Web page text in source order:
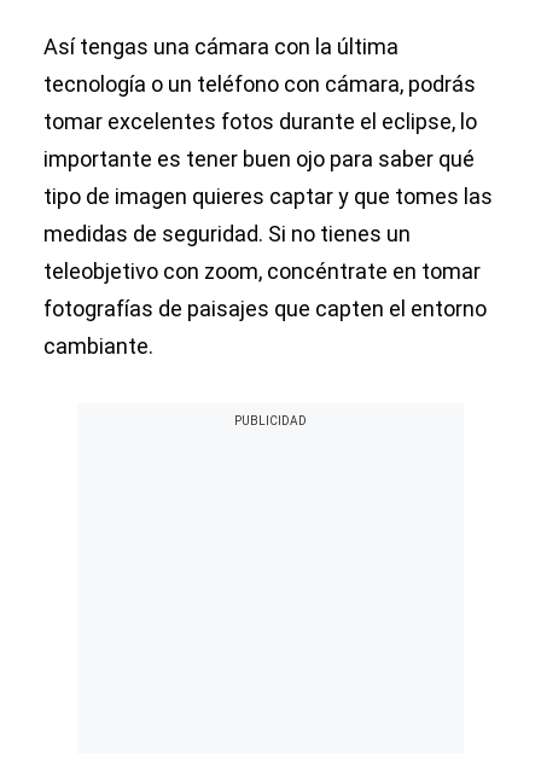
Así tengas una cámara con la última
tecnología o un teléfono con cámara, podrás
tomar excelentes fotos durante el eclipse, lo
importante es tener buen ojo para saber qué
tipo de imagen quieres captar y que tomes las
medidas de seguridad. Si no tienes un
teleobjetivo con zoom, concéntrate en tomar
fotografías de paisajes que capten el entorno
cambiante.